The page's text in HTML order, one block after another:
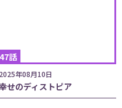
47話
2025年08月10日
せのディストピア